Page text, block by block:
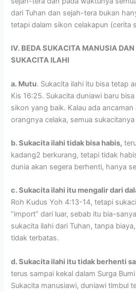
dari Tuhan dan sejah-tera bukan
tetapi dalam sikon celakapun (cerita
IV. BEDA SUKACITA MANUSIA
SUKACITA ILAHI
a. Mutu. Sukacita ilahi itu bisa tetap
Kis 16:25. Sukacita duniawi baru
sikon yang baik. Kalau ada ancaman
orangnya celaka, semua
b. Sukacita ilahi tidak bisa habis,
kadang2 berkurang, tetapi tidak
dunia akan segera berhenti, hanya
c. Sukacita ilahi itu mengalir dari
Roh Kudus Yoh 4:13-14, tetapi
“import” dari luar, sebab itu bia-
sukacita ilahi dari Tuhan, tanpa
tidak terbatas.
d. Sukacita ilahi itu tidak berhenti
terus sampai kekal dalam Surga
Sukacita manusiawi, duniawi timbul